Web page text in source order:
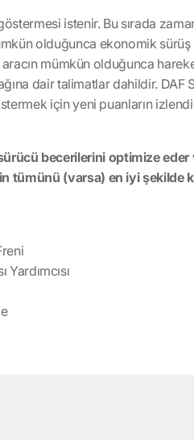
istenir. Bu sırada
olduğunca ekonomik
mümkün olduğunca
dair talimatlar dahildir. DAF
için yeni puanların
becerilerini optimize eder
tümünü (varsa) en iyi şekilde